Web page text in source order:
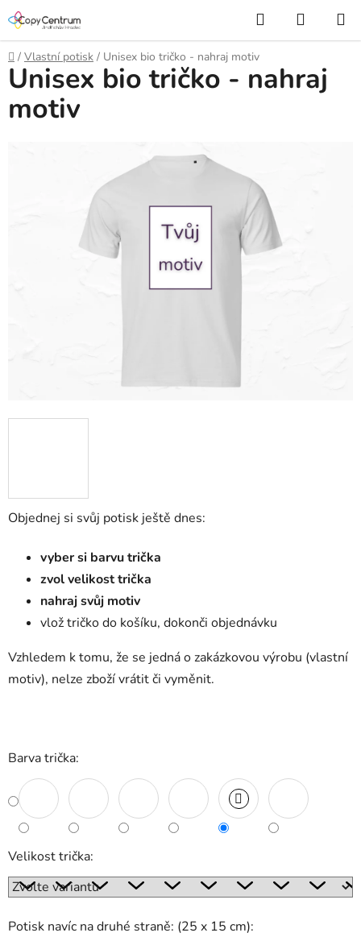
Přejít
na
obsah
Hledat
KOŠÍK
Domů
/ Vlastní potisk / Unisex bio tričko - nahraj motiv
Objednej si svůj potisk ještě dnes:
vyber si barvu trička
zvol velikost trička
nahraj svůj motiv
vlož tričko do košíku, dokonči objednávku
Vzhledem k tomu, že se jedná o zakázkovou výrobu (vlastní
motiv), nelze zboží vrátit či vyměnit.
Barva trička:
Velikost trička:
Potisk navíc na druhé straně: (25 x 15 cm):
Unisex bio tričko - nahraj
motiv